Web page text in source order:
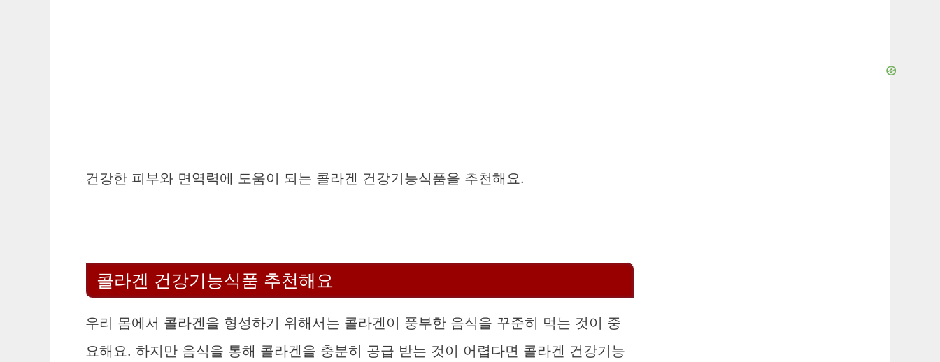
건강한 피부와 면역력에 도움이 되는 콜라겐 건강기능식품을 추천해요.
콜라겐 건강기능식품 추천해요
우리 몸에서 콜라겐을 형성하기 위해서는 콜라겐이 풍부한 음식을 꾸준히 먹는 것이 중
요해요. 하지만 음식을 통해 콜라겐을 충분히 공급 받는 것이 어렵다면 콜라겐 건강기능